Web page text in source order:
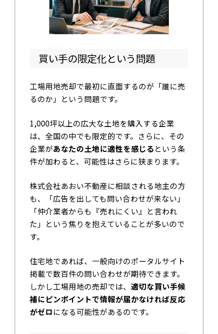
買い手の限定化という問題
工場用地売却で最初に直面するのが「誰に売
るのか」という問題です。
1,000坪以上の広大な土地を購入する企業
は、全国の中でも限定的です。さらに、その
企業があなたの土地に適性を感じる という条
件が加わると、可能性はさらに狭まります。
株式会社あおい不動産に相談される地主の方
も、「広告を出しても問い合わせが来ない」
「仲介業者からも『売れにくい』と言われ
た」という焦りを抱えていることが多いので
す。
住宅地であれば、一般向けのポータルサイト
掲載で数百件の問い合わせが期待できます。
しかし工場用地の売却では、 適切な買い手候
補にピンポイントで情報が届かなければ反応
がゼロになる可能性があるのです。